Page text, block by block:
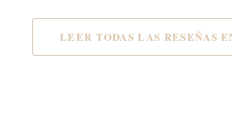
LEER TODAS LAS RESEÑAS